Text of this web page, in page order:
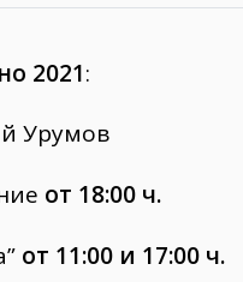
2021:
Урумов
от 18:00 ч.
от 11:00 и 17:00 ч.